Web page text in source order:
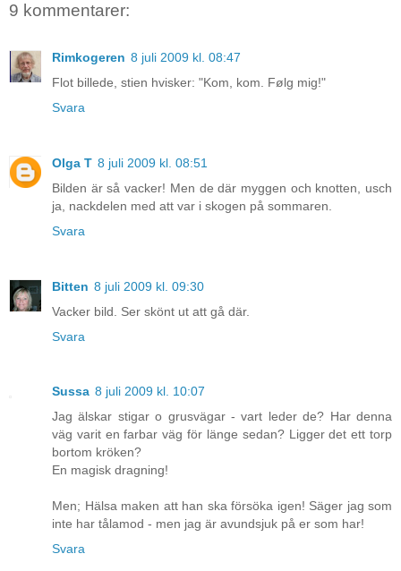
9 kommentarer:
Rimkogeren 8 juli 2009 kl. 08:47
Flot billede, stien hvisker: "Kom, kom. Følg mig!"
Svara
Olga T 8 juli 2009 kl. 08:51
Bilden är så vacker! Men de där myggen och knotten, usch
ja, nackdelen med att var i skogen på sommaren.
Svara
Bitten 8 juli 2009 kl. 09:30
Vacker bild. Ser skönt ut att gå där.
Svara
Sussa 8 juli 2009 kl. 10:07
Jag älskar stigar o grusvägar - vart leder de? Har denna
väg varit en farbar väg för länge sedan? Ligger det ett torp
bortom kröken?
En magisk dragning!
Men; Hälsa maken att han ska försöka igen! Säger jag som
inte har tålamod - men jag är avundsjuk på er som har!
Svara